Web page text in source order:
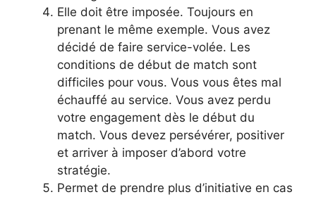
Elle doit être imposée. Toujours en
prenant le même exemple. Vous avez
décidé de faire service-volée. Les
conditions de début de match sont
difficiles pour vous. Vous vous êtes mal
échauffé au service. Vous avez perdu
votre engagement dès le début du
match. Vous devez persévérer, positiver
et arriver à imposer d’abord votre
stratégie.
Permet de prendre plus d’initiative en cas